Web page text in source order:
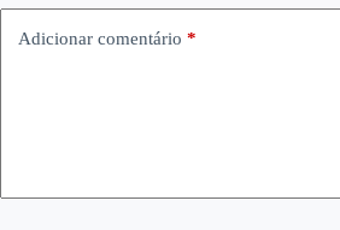
Adicionar comentário *